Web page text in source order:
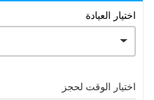
اختيار العيادة
اختيار الوقت لحجز